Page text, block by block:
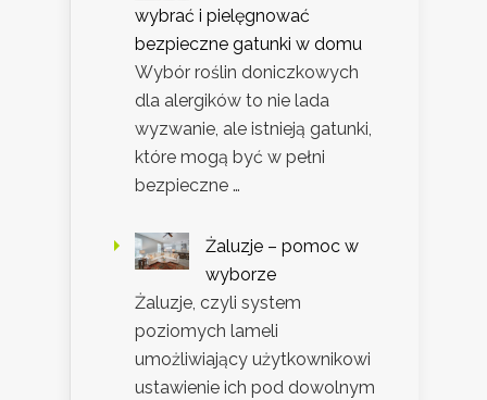
wybrać i pielęgnować
bezpieczne gatunki w domu
Wybór roślin doniczkowych
dla alergików to nie lada
wyzwanie, ale istnieją gatunki,
które mogą być w pełni
bezpieczne …
Żaluzje – pomoc w
wyborze
Żaluzje, czyli system
poziomych lameli
umożliwiający użytkownikowi
ustawienie ich pod dowolnym